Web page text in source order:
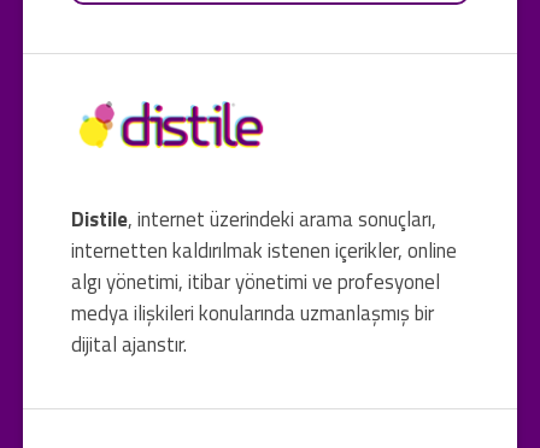
Distile, internet üzerindeki arama sonuçları,
internetten kaldırılmak istenen içerikler, online
algı yönetimi, itibar yönetimi ve profesyonel
medya ilişkileri konularında uzmanlaşmış bir
dijital ajanstır.